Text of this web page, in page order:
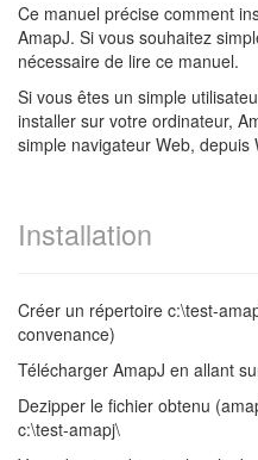
Ce manuel précise comment
AmapJ. Si vous souhaitez
nécessaire de lire ce manuel.
Si vous êtes un simple
installer sur votre ordinateur,
simple navigateur Web, depuis
Installation
Créer un répertoire c:\test-
convenance)
Télécharger AmapJ en allant
Dezipper le fichier obtenu
c:\test-amapj\